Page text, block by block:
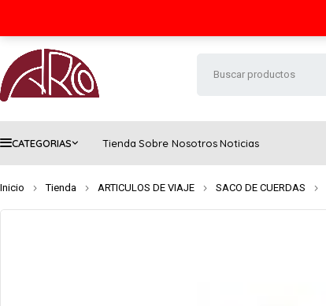
CATEGORIAS Tienda Sobre NosotrosNoticias
Inicio Tienda ARTICULOS DE VIAJE SACO DE CUERDAS